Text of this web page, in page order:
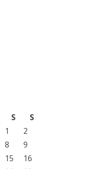
S
S
1
2
8
9
15
16